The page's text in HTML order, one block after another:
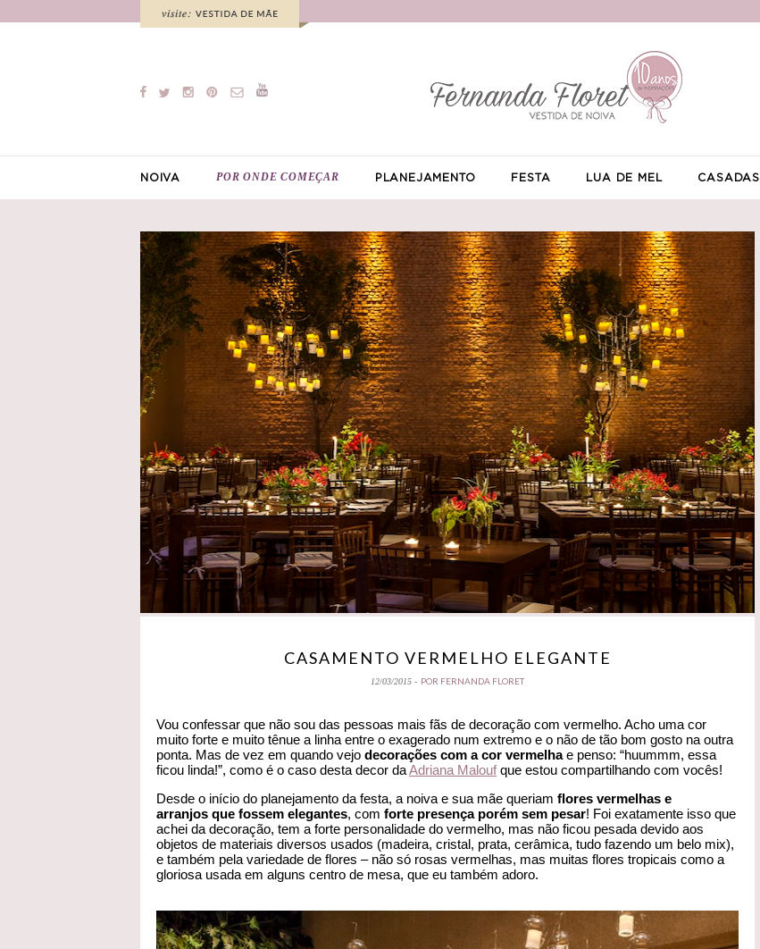
NOIVA POR ONDE COMEÇAR PLANEJAMENTO FESTA LUA DE MEL CASADAS
CASAMENTO VERMELHO ELEGANTE
12/03/2015 - POR FERNANDA FLORET
Vou confessar que não sou das pessoas mais fãs de decoração com vermelho. Acho uma cor
muito forte e muito tênue a linha entre o exagerado num extremo e o não de tão bom gosto na outra
ponta. Mas de vez em quando vejo decorações com a cor vermelhae penso: “huummm, essa
ficou linda!”, como é o caso desta decor daAdriana Maloufque estou compartilhando com vocês!
Desde o início do planejamento da festa, a noiva e sua mãe queriam flores vermelhas e
arranjos que fossem elegantes, com forte presença porém sem pesar! Foi exatamente isso que
achei da decoração, tem a forte personalidade do vermelho, mas não ficou pesada devido aos
objetos de materiais diversos usados (madeira, cristal, prata, cerâmica, tudo fazendo um belo mix),
e também pela variedade de flores – não só rosas vermelhas, mas muitas flores tropicais como a
gloriosa usada em alguns centro de mesa, que eu também adoro.